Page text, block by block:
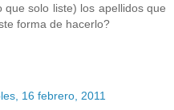
solo liste) los apellidos que
forma de hacerlo?
16 febrero, 2011